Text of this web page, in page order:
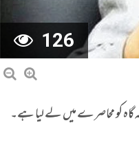
126
کو محاصرے میں لے لیا ہے۔